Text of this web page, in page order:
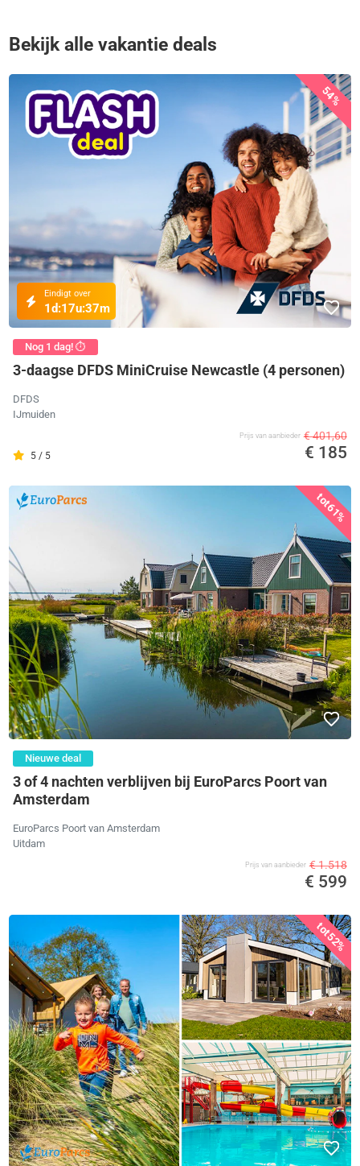
Bekijk alle vakantie deals
54%
Eindigt over
1d:17u:37m
Nog 1 dag! ⏱️
3-daagse DFDS MiniCruise Newcastle (4 personen)
DFDS
IJmuiden
5 / 5
Prijs van aanbieder € 401,60
€ 185
tot
61%
Nieuwe deal
3 of 4 nachten verblijven bij EuroParcs Poort van
Amsterdam
EuroParcs Poort van Amsterdam
Uitdam
Prijs van aanbieder € 1.518
€ 599
tot
52%